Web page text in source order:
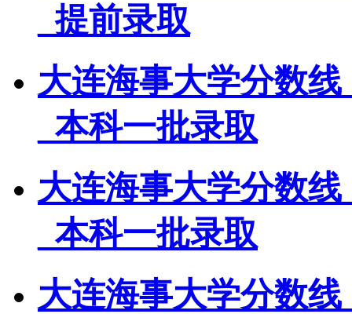
_提前录取
大连海事大学分数
_本科一批录取
大连海事大学分数
_本科一批录取
大连海事大学分数